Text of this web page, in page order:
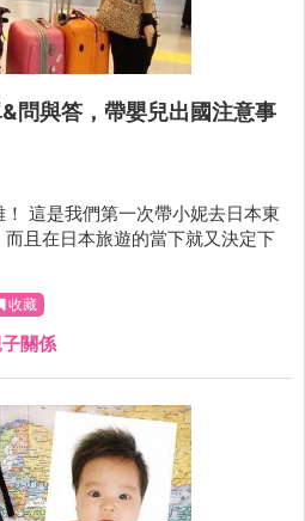
問與答，帶嬰兒出國注意事
這是我們第一次帶小妮去日本東
且在日本旅遊的當下就又決定下
收藏
關係